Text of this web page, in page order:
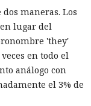
maneras. Los
lugar del
'they'
en todo el
análogo con
el 3% de